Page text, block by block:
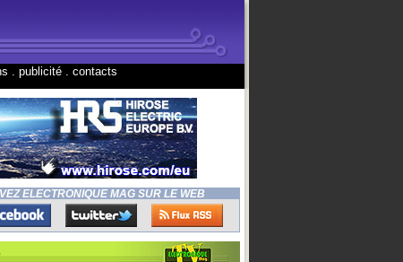
publicité contacts
ELECTRONIQUE MAG SUR LE WEB